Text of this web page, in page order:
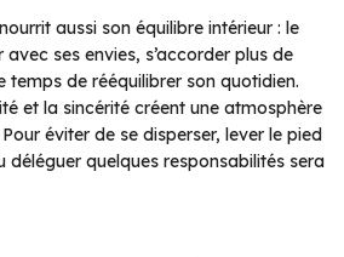
aussi son équilibre intérieur : le
ses envies, s’accorder plus de
temps de rééquilibrer son quotidien.
et la sincérité créent une atmosphère
éviter de se disperser, lever le pied
déléguer quelques responsabilités sera